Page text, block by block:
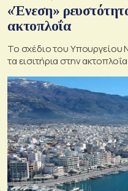
«Ένεση»
ακτοπλοΐα
Το σχέδιο του Υπουργείου Ναυτιλίας για
τα εισιτήρια στην ακτοπλοΐα